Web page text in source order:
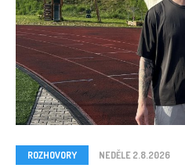
ROZHOVORY NEDĚLE 2.8.2026